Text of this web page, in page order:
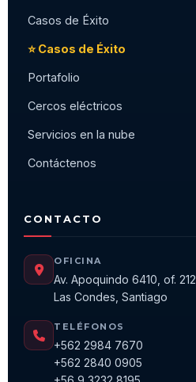
Casos de Éxito
⭐ Casos de Éxito
Portafolio
Cercos eléctricos
Servicios en la nube
Contáctenos
CONTACTO
OFICINA
Av. Apoquindo 6410, of. 212
Las Condes, Santiago
TELÉFONOS
+562 2984 7670
+562 2840 0905